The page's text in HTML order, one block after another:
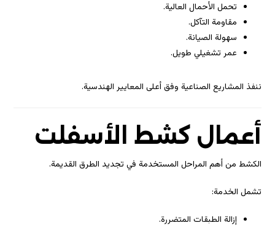
تحمل الأحمال العالية.
مقاومة التآكل.
سهولة الصيانة.
عمر تشغيلي طويل.
ننفذ المشاريع الصناعية وفق أعلى المعايير الهندسية.
أعمال كشط الأسفلت
الكشط من أهم المراحل المستخدمة في تجديد الطرق القديمة.
تشمل الخدمة:
إزالة الطبقات المتضررة.